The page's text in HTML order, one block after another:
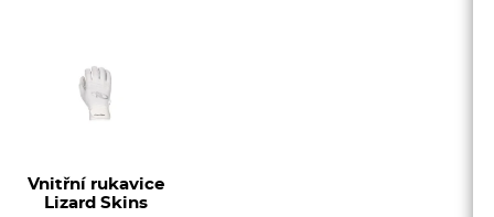
Vnitřní rukavice
Lizard Skins